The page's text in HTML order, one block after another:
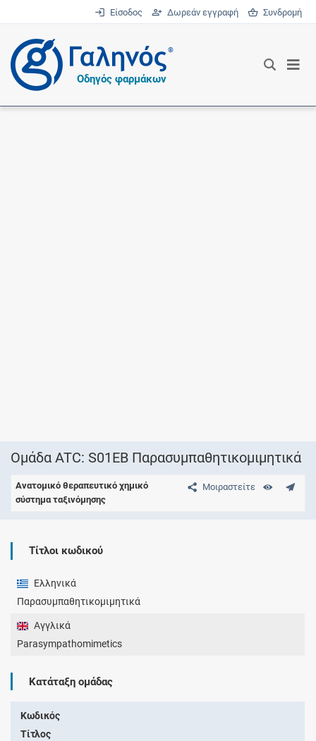
Είσοδος Δωρεάν εγγραφή Συνδρομή
®
Οδηγός φαρμάκων
Ομάδα ATC: S01EB Παρασυμπαθητικομιμητικά
Μοιραστείτε
Ανατομικό θεραπευτικό χημικό
σύστημα ταξινόμησης
Τίτλοι κωδικού
Ελληνικά
Παρασυμπαθητικομιμητικά
Αγγλικά
Parasympathomimetics
Κατάταξη ομάδας
Κωδικός
Τίτλος